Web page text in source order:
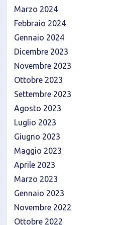
Marzo 2024
Febbraio 2024
Gennaio 2024
Dicembre 2023
Novembre 2023
Ottobre 2023
Settembre 2023
Agosto 2023
Luglio 2023
Giugno 2023
Maggio 2023
Aprile 2023
Marzo 2023
Gennaio 2023
Novembre 2022
Ottobre 2022